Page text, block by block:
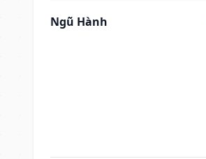
Ngũ Hành